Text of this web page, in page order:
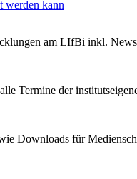
werden kann
am LIfBi inkl.
Termine der
Downloads für